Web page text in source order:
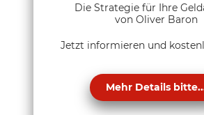
Die Strategie für Ihre
von Oliver Baron
Jetzt informieren und
Mehr Details